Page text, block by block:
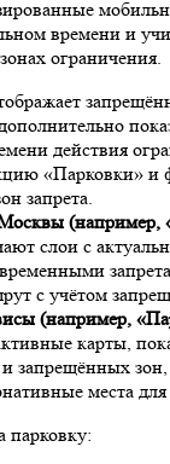
времени и
ограничения.
действия
«Парковки» и
запрета.
(например,
слои с
с учётом
(например,
карты,
запрещённых зон,
места для
парковку: